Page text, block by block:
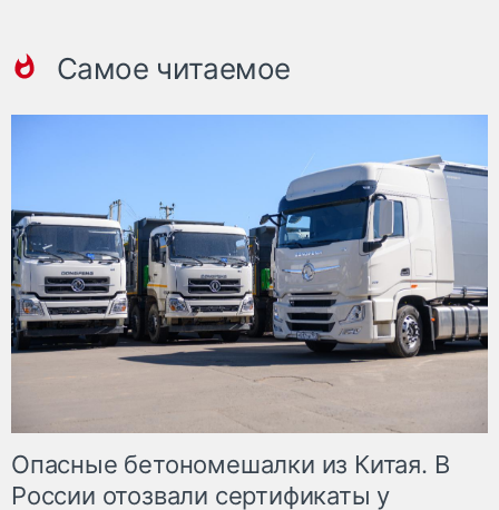
Самое читаемое
Опасные бетономешалки из Китая. В
России отозвали сертификаты у